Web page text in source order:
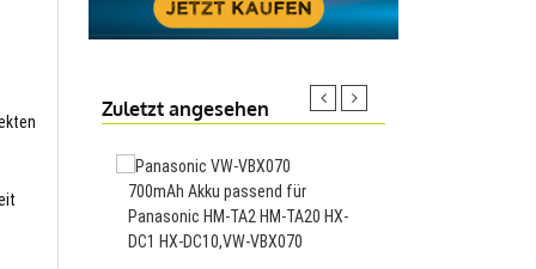
Zuletzt angesehen
700mAh Akku passend für
Panasonic HM-TA2 HM-TA20 HX-
DC1 HX-DC10,VW-VBX070